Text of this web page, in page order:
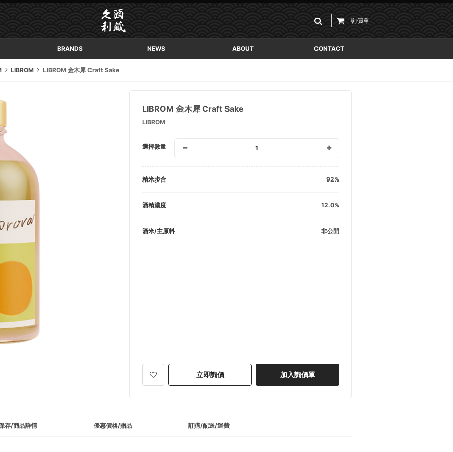
詢價單
BRANDS NEWS ABOUT CONTACT
LIBROM LIBROM 金木犀 Craft Sake
LIBROM 金木犀 Craft Sake
LIBROM
選擇數量 1
精米步合 92
酒精濃度 12.0
酒米/主原料 非公開
立即詢價 加入詢價單
存/商品詳情 優惠價格/贈品 訂購/配送/運費